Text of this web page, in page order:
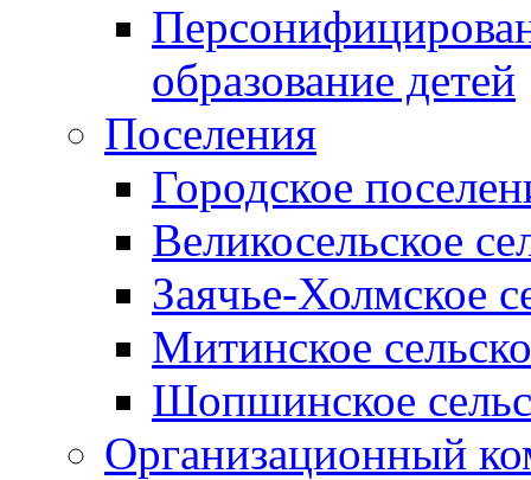
образование детей
Поселения
Городское
Великосельское
Заячье-Холмское
Митинское
Шопшинское
Организационный